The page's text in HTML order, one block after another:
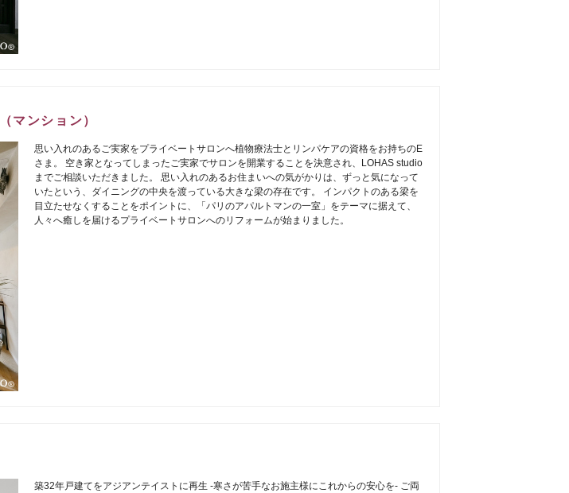
マンション）
思い入れのあるご実家をプライベートサロンへ植物療法士とリンパケアの資格をお持ちのE
さま。 空き家となってしまったご実家でサロンを開業することを決意され、LOHAS studio
までご相談いただきました。 思い入れのあるお住まいへの気がかりは、ずっと気になって
いたという、ダイニングの中央を渡っている大きな梁の存在です。 インパクトのある梁を
目立たせなくすることをポイントに、「パリのアパルトマンの一室」をテーマに据えて、
人々へ癒しを届けるプライベートサロンへのリフォームが始まりました。
築32年戸建てをアジアンテイストに再生 -寒さが苦手なお施主様にこれからの安心を- ご両